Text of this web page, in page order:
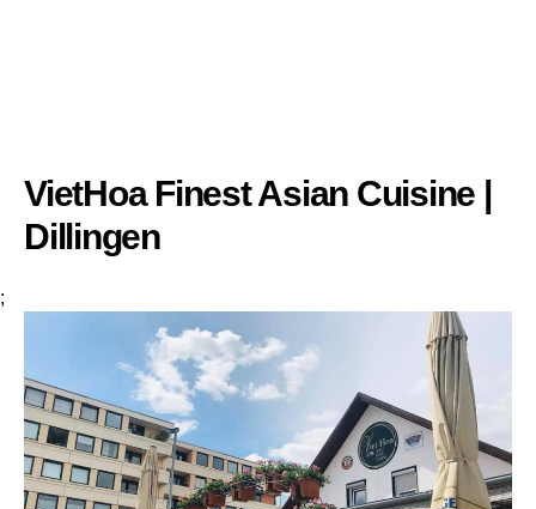
VietHoa Finest Asian Cuisine |
Dillingen
;